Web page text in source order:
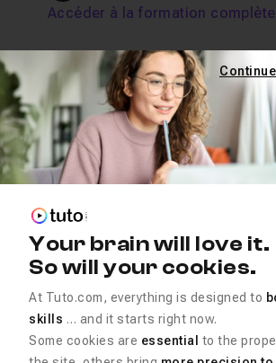
Accéder à la formation complète